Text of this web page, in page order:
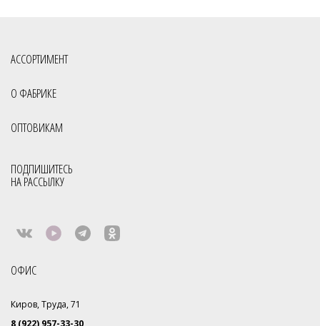
АССОРТИМЕНТ
О ФАБРИКЕ
ОПТОВИКАМ
ПОДПИШИТЕСЬ
НА РАССЫЛКУ
ОФИС
Киров, Труда, 71